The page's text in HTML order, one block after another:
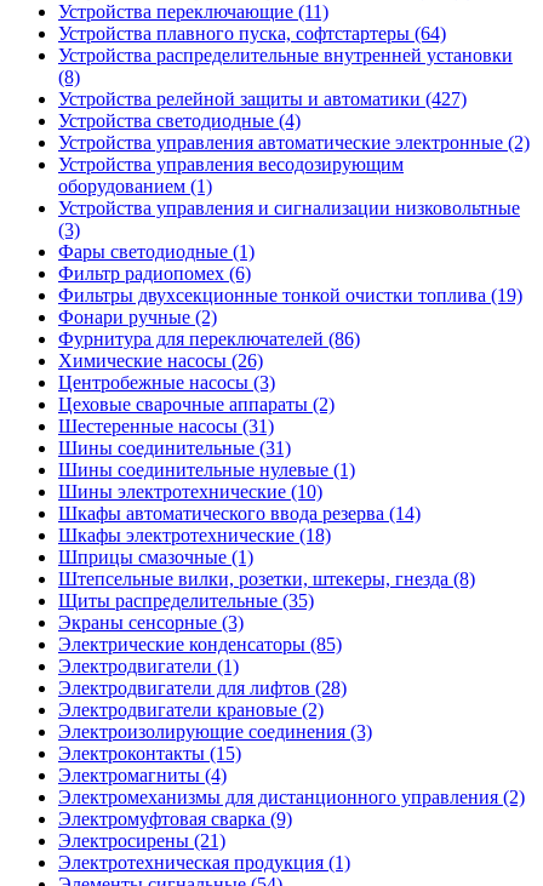
Устройства переключающие (11)
Устройства плавного пуска, софтстартеры (64)
Устройства распределительные внутренней установки
(8)
Устройства релейной защиты и автоматики (427)
Устройства светодиодные (4)
Устройства управления автоматические электронные (2)
Устройства управления весодозирующим
оборудованием (1)
Устройства управления и сигнализации низковольтные
(3)
Фары светодиодные (1)
Фильтр радиопомех (6)
Фильтры двухсекционные тонкой очистки топлива (19)
Фонари ручные (2)
Фурнитура для переключателей (86)
Химические насосы (26)
Центробежные насосы (3)
Цеховые сварочные аппараты (2)
Шестеренные насосы (31)
Шины соединительные (31)
Шины соединительные нулевые (1)
Шины электротехнические (10)
Шкафы автоматического ввода резерва (14)
Шкафы электротехнические (18)
Шприцы смазочные (1)
Штепсельные вилки, розетки, штекеры, гнезда (8)
Щиты распределительные (35)
Экраны сенсорные (3)
Электрические конденсаторы (85)
Электродвигатели (1)
Электродвигатели для лифтов (28)
Электродвигатели крановые (2)
Электроизолирующие соединения (3)
Электроконтакты (15)
Электромагниты (4)
Электромеханизмы для дистанционного управления (2)
Электромуфтовая сварка (9)
Электросирены (21)
Электротехническая продукция (1)